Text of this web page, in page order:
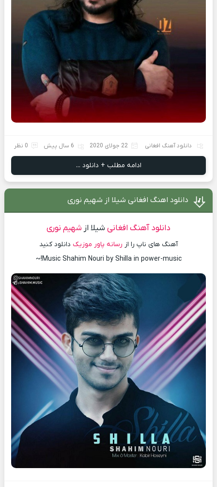
دانلود آهنگ افغانی 22 جولای 2020 6 سال پیش 0 نظر
ادامه مطلب + دانلود ...
دانلود اهنگ افغانی شیلا از شهیم نوری
دانلود آهنگ افغانی شیلا از شهیم نوری
آهنگ های ناپ را از رسانه پاور موزیک دانلود کنید
Music Shahim Nouri by Shilla in power-music!~